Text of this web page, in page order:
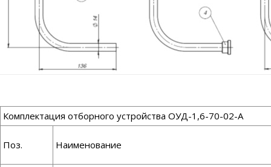
Комплектация отборного устройства ОУД-1,6-70-02-А
Поз. Наименование